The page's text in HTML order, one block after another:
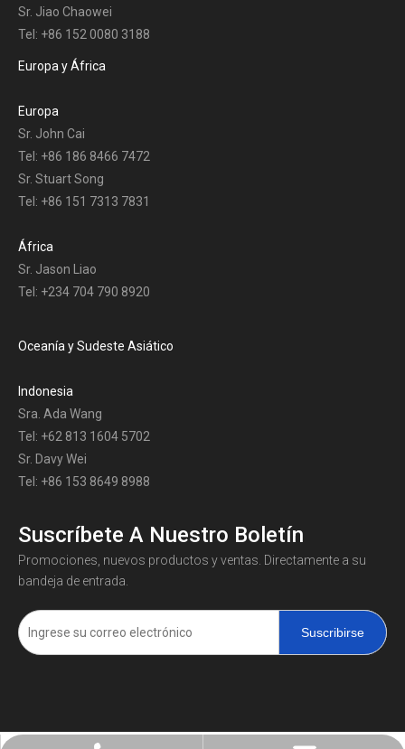
Sr. Jiao Chaowei
Tel: +86 152 0080 3188
Europa y África
Europa
Sr. John Cai
Tel: +86 186 8466 7472
Sr. Stuart Song
Tel: +86 151 7313 7831
África
Sr. Jason Liao
Tel: +234 704 790 8920
Oceanía y Sudeste Asiático
Indonesia
Sra. Ada Wang
Tel: +62 813 1604 5702
Sr. Davy Wei
Tel: +86 153 8649 8988
Suscríbete A Nuestro Boletín
Promociones, nuevos productos y ventas. Directamente a su
bandeja de entrada.
Suscribirse